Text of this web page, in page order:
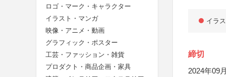
ロゴ・マーク・キャラクター
イラスト・マンガ
映像・アニメ・動画
グラフィック・ポスター
工芸・ファッション・雑貨
プロダクト・商品企画・家具
イラ
締切
2024年09